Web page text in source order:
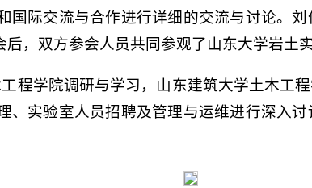
国际交流与合作进行详细的交流与讨论。
，双方参会人员共同参观了山东大学岩土实
程学院调研与学习，山东建筑大学土木工
、实验室人员招聘及管理与运维进行深入